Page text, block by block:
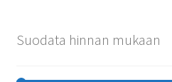
Suodata hinnan mukaan